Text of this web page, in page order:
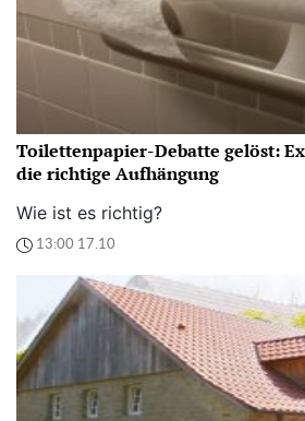
Toilettenpapier-Debatte gelöst:
die richtige Aufhängung
Wie ist es richtig?
13:00 17.10